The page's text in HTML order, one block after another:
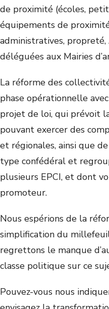
de proximité (écoles,
équipements de
administratives,
déléguées aux Mairies
La réforme des
phase opérationnelle
projet de loi, qui prévoit
pouvant exercer des
et régionales, ainsi que
type confédéral et
plusieurs EPCI, et dont
promoteur.
Nous espérions de la
simplification du
regrettons le manque
classe politique sur ce
Pouvez-vous nous